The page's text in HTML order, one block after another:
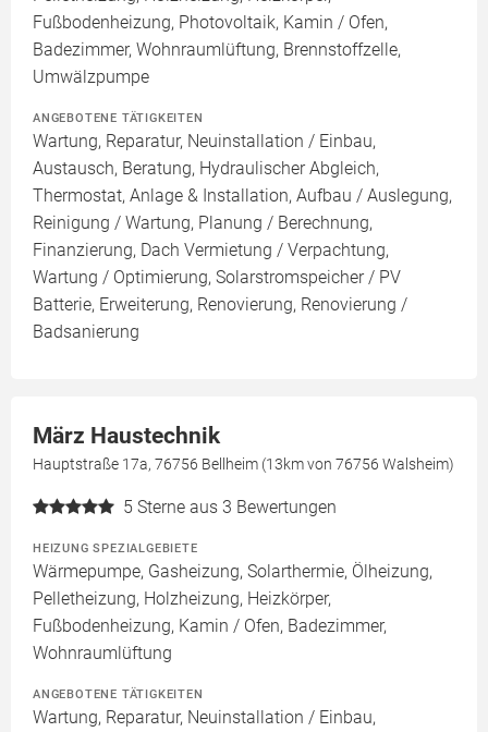
Fußbodenheizung, Photovoltaik, Kamin / Ofen,
Badezimmer, Wohnraumlüftung, Brennstoffzelle,
Umwälzpumpe
ANGEBOTENE TÄTIGKEITEN
Wartung, Reparatur, Neuinstallation / Einbau,
Austausch, Beratung, Hydraulischer Abgleich,
Thermostat, Anlage & Installation, Aufbau / Auslegung,
Reinigung / Wartung, Planung / Berechnung,
Finanzierung, Dach Vermietung / Verpachtung,
Wartung / Optimierung, Solarstromspeicher / PV
Batterie, Erweiterung, Renovierung, Renovierung /
Badsanierung
März Haustechnik
Hauptstraße 17a, 76756 Bellheim (13km von 76756 Walsheim)
5 Sterne aus 3 Bewertungen
HEIZUNG SPEZIALGEBIETE
Wärmepumpe, Gasheizung, Solarthermie, Ölheizung,
Pelletheizung, Holzheizung, Heizkörper,
Fußbodenheizung, Kamin / Ofen, Badezimmer,
Wohnraumlüftung
ANGEBOTENE TÄTIGKEITEN
Wartung, Reparatur, Neuinstallation / Einbau,